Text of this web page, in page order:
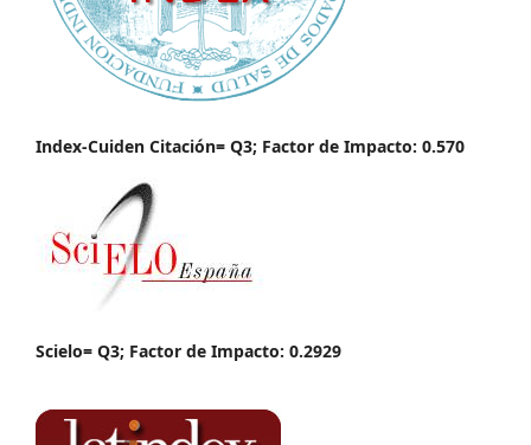
Index-Cuiden Citación= Q3; Factor de Impacto: 0.570
Scielo= Q3; Factor de Impacto: 0.2929